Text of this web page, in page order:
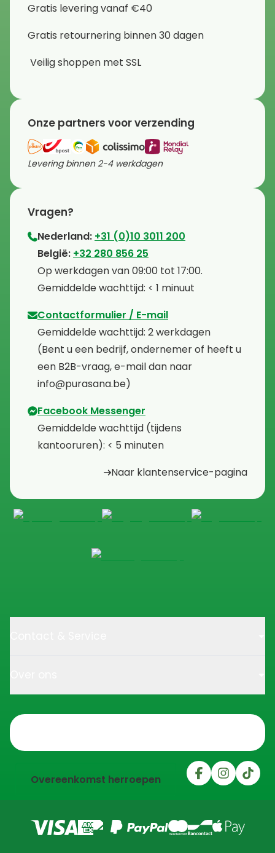
Gratis levering vanaf €40
Gratis retournering binnen 30 dagen
Veilig shoppen met SSL
Onze partners voor verzending
Levering binnen 2-4 werkdagen
Vragen?
Nederland: +31 (0)10 3011 200
⁠België: +32 280 856 25
⁠⁠Op werkdagen van 09:00 tot 17:00.
⁠Gemiddelde wachttijd: < 1 minuut
Contactformulier / E-mail
⁠Gemiddelde wachttijd: 2 werkdagen
⁠(Bent u een bedrijf, ondernemer of heeft u
een B2B-vraag, e-mail dan naar
info@purasana.be)
Facebook Messenger
⁠Gemiddelde wachttijd (tijdens
kantooruren): < 5 minuten
Naar klantenservice-pagina
Overeenkomst herroepen